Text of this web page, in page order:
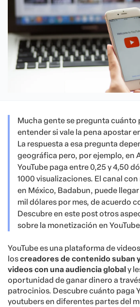
Mucha gente se pregunta cuánto
entender si vale la pena apostar
La respuesta a esa pregunta
geográfica pero, por ejemplo, en
YouTube paga entre 0,25 y 4,50
1000 visualizaciones. El canal
en México, Badabun, puede llegar
mil dólares por mes, de acuerdo
Descubre en este post otros
sobre la monetización en
YouTube es una plataforma de
loscreadores de contenido suban
videos con una audiencia global y
oportunidad de ganar dinero a
patrocinios. Descubre cuánto paga
youtubers en diferentes partes del